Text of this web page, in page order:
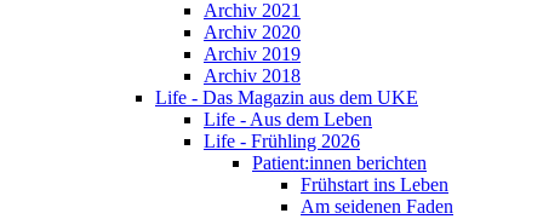
Archiv 2021
Archiv 2020
Archiv 2019
Archiv 2018
Life - Das Magazin aus dem UKE
Life - Aus dem Leben
Life - Frühling 2026
Patient:innen berichten
Frühstart ins Leben
Am seidenen Faden